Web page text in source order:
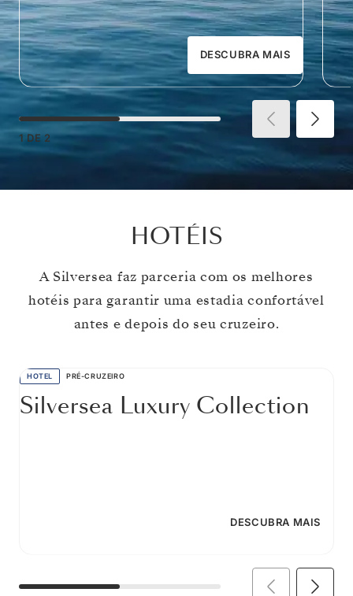
DESCUBRA MAIS
1 DE 2
HOTÉIS
A Silversea faz parceria com os melhores
hotéis para garantir uma estadia confortável
antes e depois do seu cruzeiro.
HOTEL PRÉ-CRUZEIRO
Silversea Luxury Collection
DESCUBRA MAIS